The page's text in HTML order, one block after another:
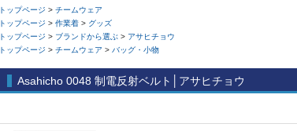
トップページ > チームウェア
トップページ > 作業着 > グッズ
トップページ > ブランドから選ぶ > アサヒチョウ
トップページ > チームウェア > バッグ・小物
Asahicho 0048 制電反射ベルト│アサヒチョウ